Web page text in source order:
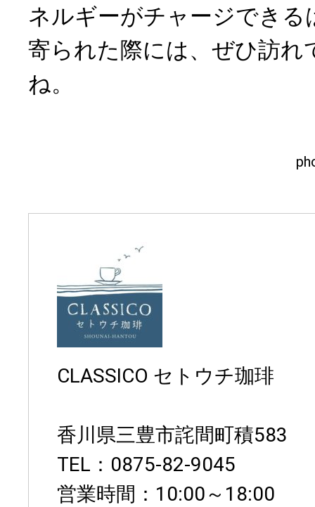
ネルギーがチャージできる
寄られた際には、ぜひ訪れ
ね。
CLASSICO セトウチ珈琲
香川県三豊市詫間町積583
TEL：0875-82-9045
営業時間：10:00～18:00